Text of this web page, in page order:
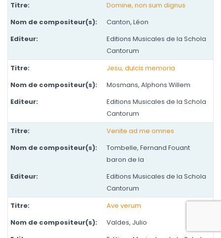
Domine, non sum dignus
Canton, Léon
Editions Musicales de la Schola
Cantorum
Jesu, dulcis memoria
Mosmans, Alphons Willem
Editions Musicales de la Schola
Cantorum
Venite ad me omnes
Tombelle, Fernand Fouant
baron de la
Editions Musicales de la Schola
Cantorum
Ave verum
Valdes, Julio